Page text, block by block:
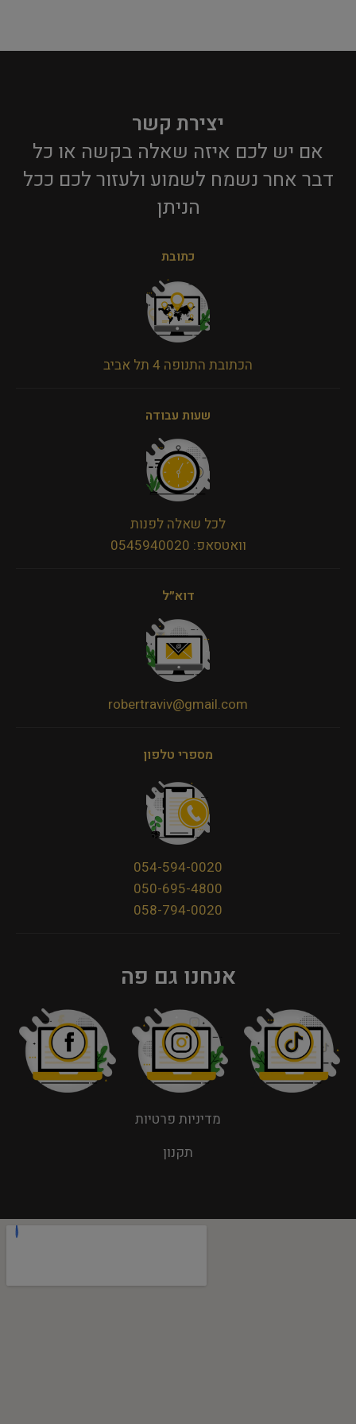
יצירת קשר
אם יש לכם איזה שאלה בקשה או כל
דבר אחר נשמח לשמוע ולעזור לכם ככל
הניתן​
כתובת
הכתובת התנופה 4 תל אביב
שעות עבודה
לכל שאלה לפנות
וואטסאפ: 0545940020
דוא״ל
robertraviv@gmail.com
מספרי טלפון
054-594-0020
050-695-4800
058-794-0020
אנחנו גם פה
מדיניות פרטיות
תקנון